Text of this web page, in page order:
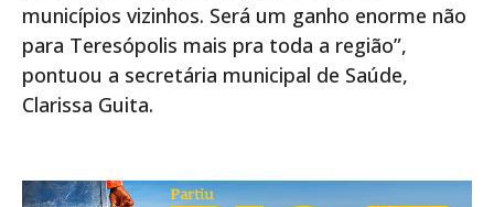
municípios vizinhos. Será um ganho enorme não
para Teresópolis mais pra toda a região”,
pontuou a secretária municipal de Saúde,
Clarissa Guita.